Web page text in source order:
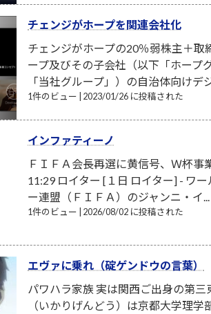
チェンジがホープを関連会社化
チェンジがホープの20％弱株主＋
ープ及びその子会社（以下「ホープ
「当社グループ」）の自治体向けデ
1件のビュー 2023/01/26 に投稿された
インファティーノ
ＦＩＦＡ会長再選に黄信号、Ｗ杯
11:29 ロイター [１日 ロイター] - ワ
ー連盟（ＦＩＦＡ）のジャンニ・イ...
1件のビュー 2026/08/02 に投稿された
エヴァに乗れ（碇ゲンドウの言葉）
パワハラ家族 実は関西ご出身の第
（いかりげんどう）は京都大学理